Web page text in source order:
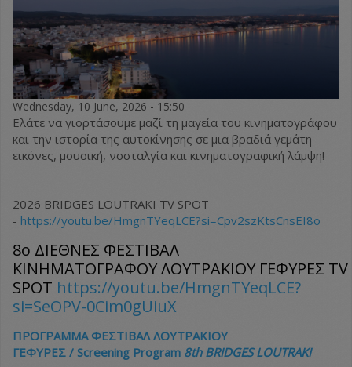
Wednesday, 10 June, 2026 - 15:50
Ελάτε να γιορτάσουμε μαζί τη μαγεία του κινηματογράφου
και την ιστορία της αυτοκίνησης σε μια βραδιά γεμάτη
εικόνες, μουσική, νοσταλγία και κινηματογραφική λάμψη!
2026 BRIDGES LOUTRAKI TV SPOT
- https://youtu.be/HmgnTYeqLCE?si=Cpv2szKtsCnsEI8o
8o ΔΙΕΘΝΕΣ ΦΕΣΤΙΒΑΛ
ΚΙΝΗΜΑΤΟΓΡΑΦΟΥ ΛΟΥΤΡΑΚΙΟΥ ΓΕΦΥΡΕΣ TV
SPOT https://youtu.be/HmgnTYeqLCE?
si=SeOPV-0Cim0gUiuX
ΠΡΟΓΡΑΜΜΑ ΦΕΣΤΙΒΑΛ ΛΟΥΤΡΑΚΙΟΥ
ΓΕΦΥΡΕΣ / Screening Program 8th BRIDGES LOUTRAKI